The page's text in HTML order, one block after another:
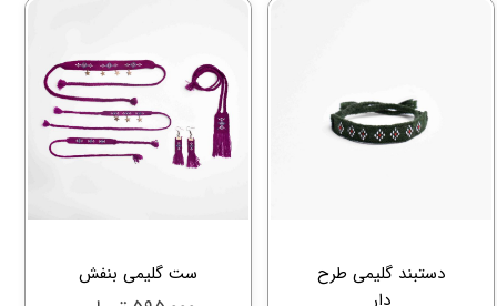
دستبند گلیمی طرح
دار
ست گلیمی بنفش